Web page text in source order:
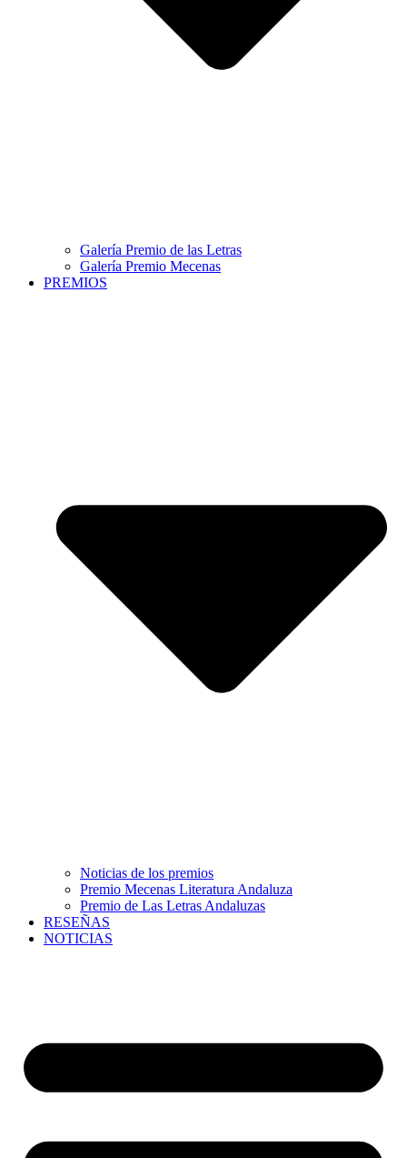
Galería Premio de las Letras
Galería Premio Mecenas
PREMIOS
Noticias de los premios
Premio Mecenas Literatura Andaluza
Premio de Las Letras Andaluzas
RESEÑAS
NOTICIAS